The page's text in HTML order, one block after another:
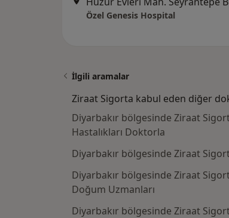
Özel Genesis Hospital
İlgili aramalar
Ziraat Sigorta kabul eden diğer
Diyarbakır bölgesinde Ziraat
Hastalıkları Doktorla
Diyarbakır bölgesinde Ziraat
Diyarbakır bölgesinde Ziraat
Doğum Uzmanları
Diyarbakır bölgesinde Ziraat